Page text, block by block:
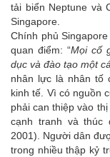
tải biển Neptune và
Singapore.
Chính phủ
quan điểm: “Mọi cố
dục và đào tạo một
nhân lực là nhân tố
kinh tế. Vì có nguồn
phải can thiệp vào
cạnh tranh và thúc
2001). Người dân
trong nhiều thập kỷ